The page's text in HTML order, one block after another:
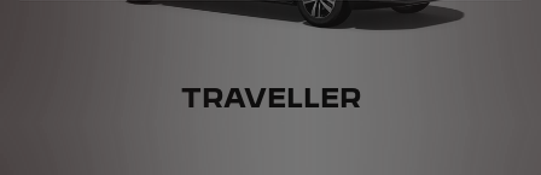
TRAVELLER